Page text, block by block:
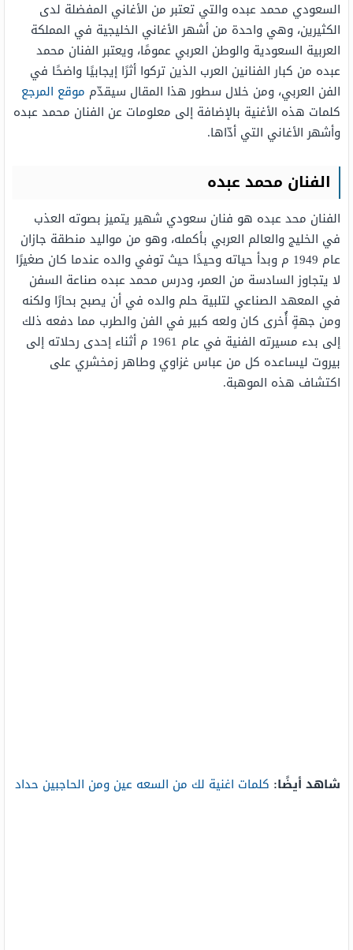
السعودي محمد عبده والتي تعتبر من الأغاني المفضلة لدى
الكثيرين، وهي واحدة من أشهر الأغاني الخليجية في المملكة
العربية السعودية والوطن العربي عمومًا، ويعتبر الفنان محمد
عبده من كبار الفنانين العرب الذين تركوا أثرًا إيجابيًا واضحًا في
الفن العربي، ومن خلال سطور هذا المقال سيقدّم موقع المرجع
كلمات هذه الأغنية بالإضافة إلى معلومات عن الفنان محمد عبده
وأشهر الأغاني التي أدّاها.
الفنان محمد عبده
الفنان محد عبده هو فنان سعودي شهير يتميز بصوته العذب
في الخليج والعالم العربي بأكمله، وهو من مواليد منطقة جازان
عام 1949 م وبدأ حياته وحيدًا حيث توفي والده عندما كان صغيرًا
لا يتجاوز السادسة من العمر، ودرس محمد عبده صناعة السفن
في المعهد الصناعي لتلبية حلم والده في أن يصبح بحارًا ولكنه
ومن جهةٍ أُخرى كان ولعه كبير في الفن والطرب مما دفعه ذلك
إلى بدء مسيرته الفنية في عام 1961 م أثناء إحدى رحلاته إلى
بيروت ليساعده كل من عباس غزاوي وطاهر زمخشري على
اكتشاف هذه الموهبة.
شاهد أيضًا: كلمات اغنية لك من السعه عين ومن الحاجبين حداد